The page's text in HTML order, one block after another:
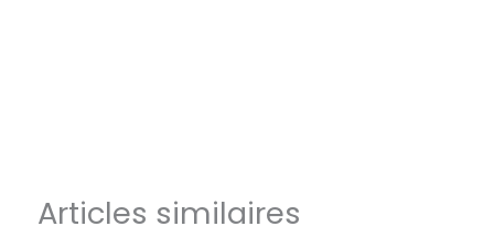
Articles similaires